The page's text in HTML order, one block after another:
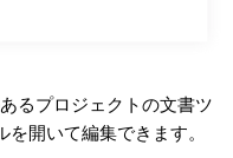
るプロジェクトの文書ツ
開いて編集できます。